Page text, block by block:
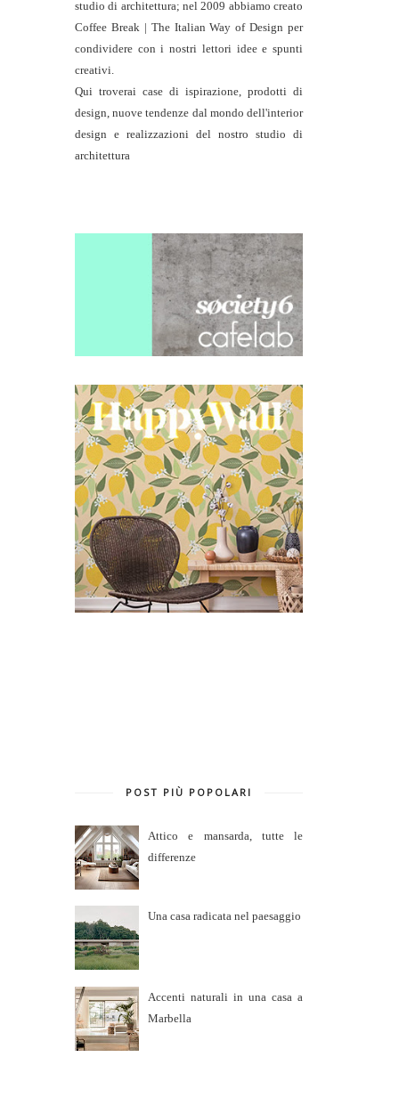
studio di architettura; nel 2009 abbiamo creato
Coffee Break | The Italian Way of Design per
condividere con i nostri lettori idee e spunti
creativi.
Qui troverai case di ispirazione, prodotti di
design, nuove tendenze dal mondo dell'interior
design e realizzazioni del nostro studio di
architettura
POST PIÙ POPOLARI
Attico e mansarda, tutte le
differenze
Una casa radicata nel paesaggio
Accenti naturali in una casa a
Marbella